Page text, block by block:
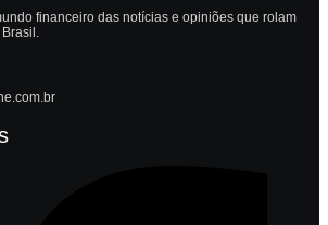
financeiro das notícias e opiniões que rolam